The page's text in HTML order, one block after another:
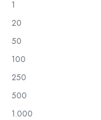
1
20
50
100
250
500
1.000